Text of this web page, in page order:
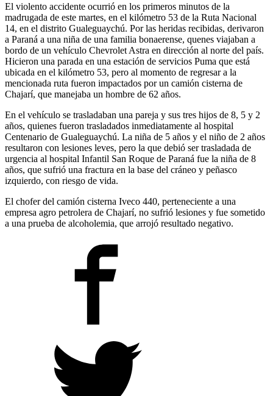
El violento accidente ocurrió en los primeros minutos de la
madrugada de este martes, en el kilómetro 53 de la Ruta Nacional
14, en el distrito Gualeguaychú. Por las heridas recibidas, derivaron
a Paraná a una niña de una familia bonaerense, quenes viajaban a
bordo de un vehículo Chevrolet Astra en dirección al norte del país.
Hicieron una parada en una estación de servicios Puma que está
ubicada en el kilómetro 53, pero al momento de regresar a la
mencionada ruta fueron impactados por un camión cisterna de
Chajarí, que manejaba un hombre de 62 años.
En el vehículo se trasladaban una pareja y sus tres hijos de 8, 5 y 2
años, quienes fueron trasladados inmediatamente al hospital
Centenario de Gualeguaychú. La niña de 5 años y el niño de 2 años
resultaron con lesiones leves, pero la que debió ser trasladada de
urgencia al hospital Infantil San Roque de Paraná fue la niña de 8
años, que sufrió una fractura en la base del cráneo y peñasco
izquierdo, con riesgo de vida.
El chofer del camión cisterna Iveco 440, perteneciente a una
empresa agro petrolera de Chajarí, no sufrió lesiones y fue sometido
a una prueba de alcoholemia, que arrojó resultado negativo.